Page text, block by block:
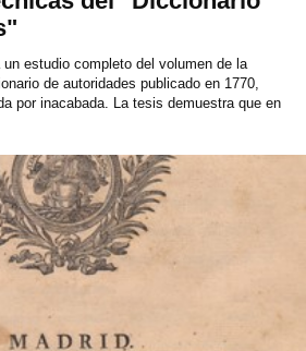
Català
estudio completo del volumen de la
de autoridades publicado en 1770,
por inacabada. La tesis demuestra que en